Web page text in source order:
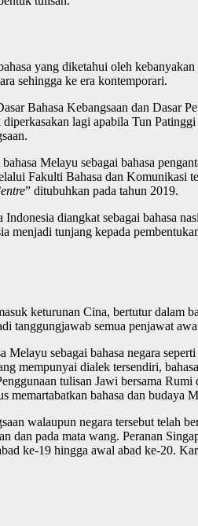
yang diketahui oleh
sehingga ke era kontemporari.
Bahasa Kebangsaan dan Dasar
lagi apabila Tun
Melayu sebagai bahasa
Fakulti Bahasa dan Komunikasi
” ditubuhkan pada tahun 2019.
diangkat sebagai bahasa
menjadi tunjang kepada
keturunan Cina, bertutur dalam
tanggungjawab semua penjawat
sebagai bahasa negara
mempunyai dialek tersendiri,
tulisan Jawi bersama
memartabatkan bahasa dan budaya
walaupun negara tersebut
dan pada mata wang. Peranan
ke-19 hingga awal abad ke-20.